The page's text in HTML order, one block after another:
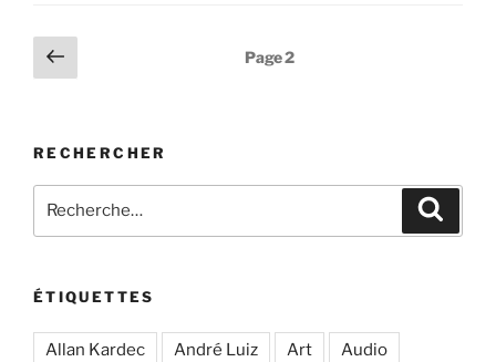
Pagination
des
Page
précédente
Page2
RECHERCHER
pour
ÉTIQUETTES
Allan Kardec André Luiz Art Audio